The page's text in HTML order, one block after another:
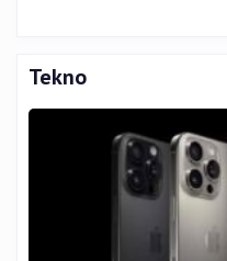
Tekno